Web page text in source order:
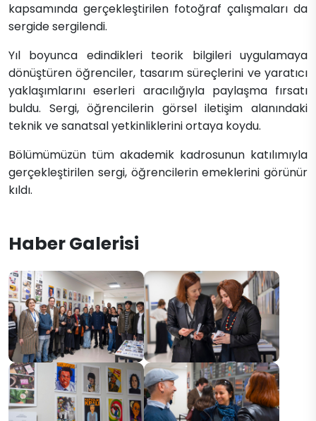
kapsamında gerçekleştirilen fotoğraf çalışmaları da
sergide sergilendi.
Yıl boyunca edindikleri teorik bilgileri uygulamaya
dönüştüren öğrenciler, tasarım süreçlerini ve yaratıcı
yaklaşımlarını eserleri aracılığıyla paylaşma fırsatı
buldu. Sergi, öğrencilerin görsel iletişim alanındaki
teknik ve sanatsal yetkinliklerini ortaya koydu.
Bölümümüzün tüm akademik kadrosunun katılımıyla
gerçekleştirilen sergi, öğrencilerin emeklerini görünür
kıldı.
Haber Galerisi